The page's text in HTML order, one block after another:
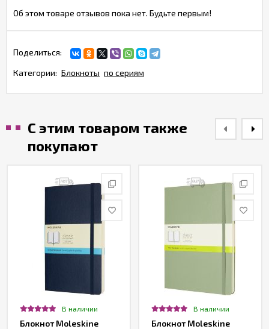
Об этом товаре отзывов пока нет. Будьте первым!
Поделиться:
Категории: Блокноты по сериям
С этим товаром также
покупают
В наличии
Блокнот Moleskine
В наличии
Блокнот Moleskine